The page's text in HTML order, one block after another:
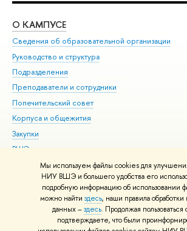
Мы используем файлы cookies для
НИУ ВШЭ и большего удобства его
подробную информацию об использовании
можно найти здесь, наши правила
данных –здесь. Продолжая пользоваться
подтверждаете, что были
О КАМПУСЕ
Сведения об образовательной организации
Руководство и структура
Подразделения
Преподаватели и сотрудники
Попечительский совет
Корпуса и общежития
Закупки
ВШЭ для студентов с ограниченными
здоровья и инвалидностью
Версия для слабовидящих
Единая платежная страница